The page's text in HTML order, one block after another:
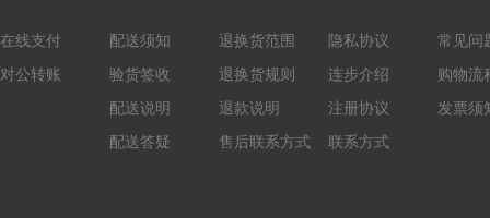
在线支付
对公转账
配送须知
验货签收
配送说明
配送答疑
退换货范围
退换货规则
退款说明
售后联系方式
隐私协议
连步介绍
注册协议
联系方式
常见问
购物流
发票须